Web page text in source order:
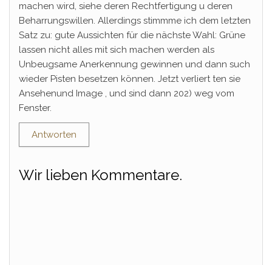
machen wird, siehe deren Rechtfertigung u deren
Beharrungswillen. Allerdings stimmme ich dem letzten
Satz zu: gute Aussichten für die nächste Wahl: Grüne
lassen nicht alles mit sich machen werden als
Unbeugsame Anerkennung gewinnen und dann such
wieder Pisten besetzen können. Jetzt verliert ten sie
Ansehenund Image , und sind dann 202) weg vom
Fenster.
Antworten
Wir lieben Kommentare.